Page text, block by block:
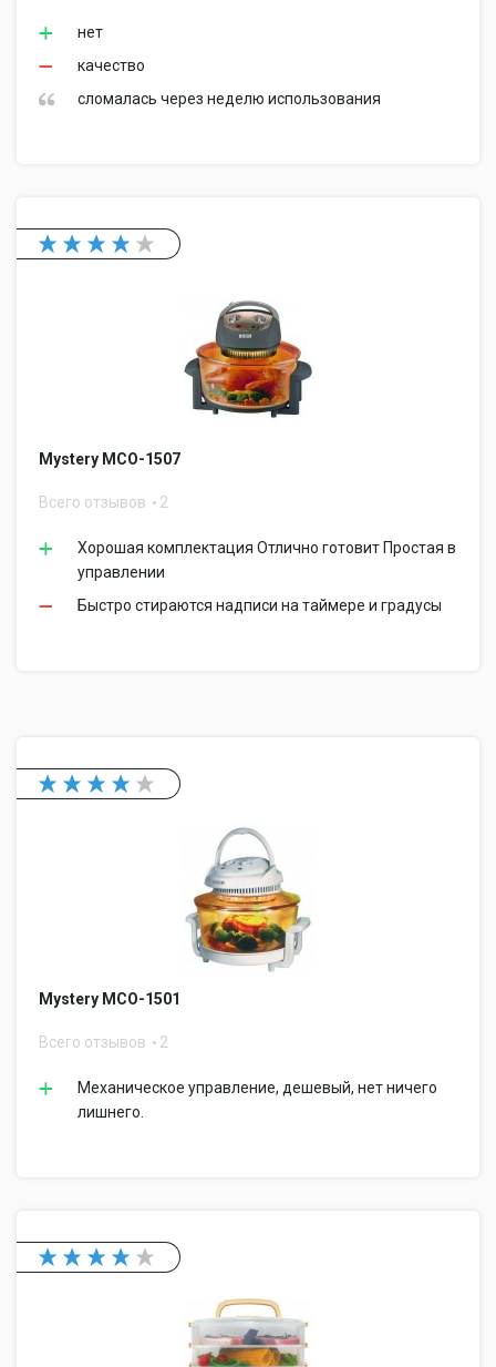
нет
качество
сломалась через неделю использования
Mystery MCO-1507
Всего отзывов 2
Хорошая комплектация Отлично готовит Простая в
управлении
Быстро стираются надписи на таймере и градусы
Mystery MCO-1501
Всего отзывов 2
Механическое управление, дешевый, нет ничего
лишнего.